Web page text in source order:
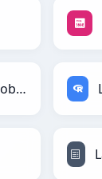
LaTeX a Protobuf